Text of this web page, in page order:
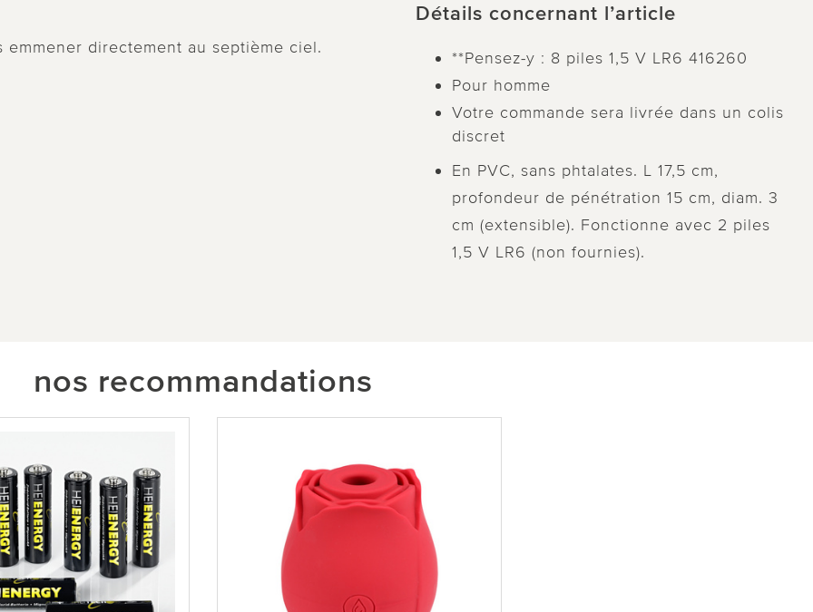
directement au septième ciel.
Détails concernant l’article
**Pensez-y : 8 piles 1,5 V LR6 416260
Pour homme
Votre commande sera livrée dans un colis
discret
En PVC, sans phtalates. L 17,5 cm,
profondeur de pénétration 15 cm, diam. 3
cm (extensible). Fonctionne avec 2 piles
1,5 V LR6 (non fournies).
nos recommandations